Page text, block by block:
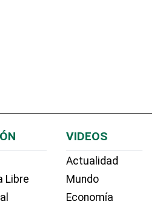
Libre
VIDEOS
Actualidad
Mundo
Economía